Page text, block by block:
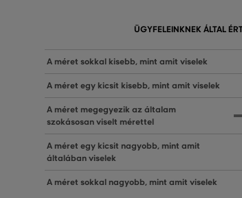
ÜGYFELEINKNEK ÁLTAL
A méret sokkal kisebb, mint amit viselek
A méret egy kicsit kisebb, mint amit viselek
A méret megegyezik az általam
szokásosan viselt mérettel
A méret egy kicsit nagyobb, mint amit
általában viselek
A méret sokkal nagyobb, mint amit viselek